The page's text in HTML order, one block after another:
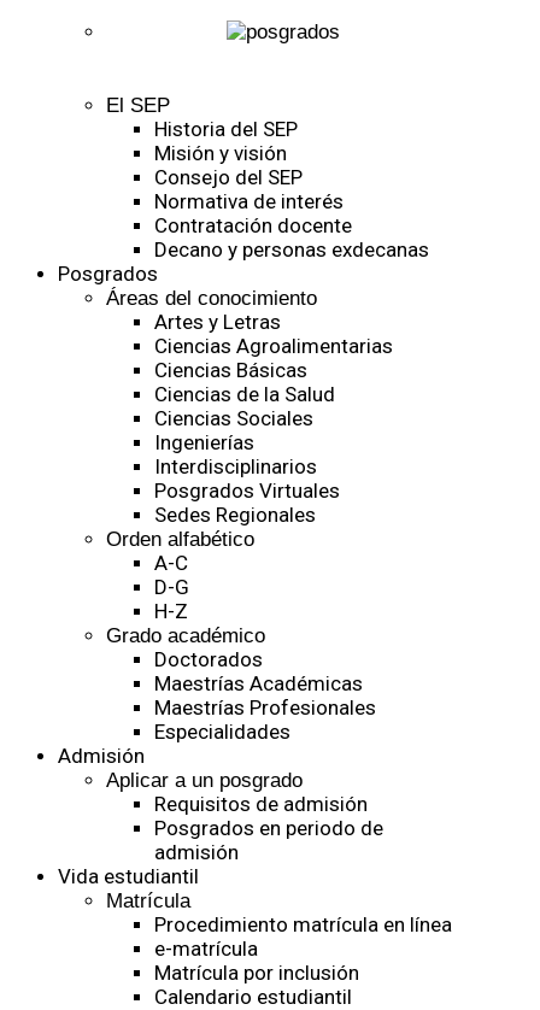
El SEP
Historia del SEP
Misión y visión
Consejo del SEP
Normativa de interés
Contratación docente
Decano y personas exdecanas
Posgrados
Áreas del conocimiento
Artes y Letras
Ciencias Agroalimentarias
Ciencias Básicas
Ciencias de la Salud
Ciencias Sociales
Ingenierías
Interdisciplinarios
Posgrados Virtuales
Sedes Regionales
Orden alfabético
A-C
D-G
H-Z
Grado académico
Doctorados
Maestrías Académicas
Maestrías Profesionales
Especialidades
Admisión
Aplicar a un posgrado
Requisitos de admisión
Posgrados en periodo de
admisión
Vida estudiantil
Matrícula
Procedimiento matrícula en línea
e-matrícula
Matrícula por inclusión
Calendario estudiantil